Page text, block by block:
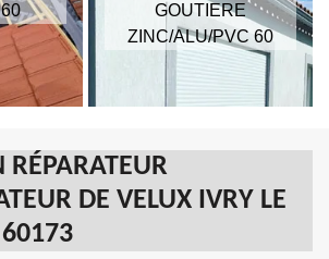
GOUTIERE
ZINC/ALU/PVC 60
RÉPARATEUR
DE VELUX IVRY LE